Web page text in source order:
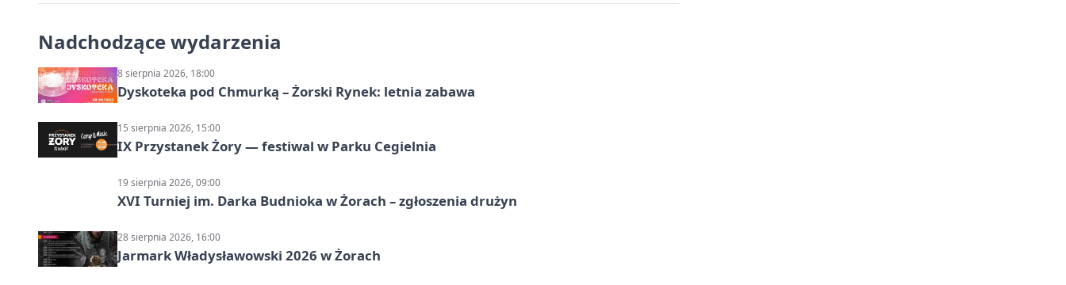
Nadchodzące wydarzenia
8 sierpnia 2026, 18:00
Dyskoteka pod Chmurką – Żorski Rynek: letnia zabawa
15 sierpnia 2026, 15:00
IX Przystanek Żory — festiwal w Parku Cegielnia
19 sierpnia 2026, 09:00
XVI Turniej im. Darka Budnioka w Żorach – zgłoszenia drużyn
28 sierpnia 2026, 16:00
Jarmark Władysławowski 2026 w Żorach